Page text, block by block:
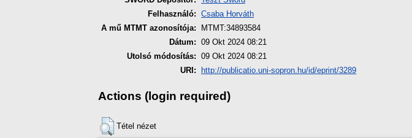
Felhasználó: Csaba Horváth
A mű MTMT azonosítója:
MTMT:34893584
Dátum: 09 Okt 2024 08:21
Utolsó módosítás: 09 Okt 2024 08:21
URI:
http://publicatio.uni-sopron.hu/id/eprint/3289
Actions (login required)
Tétel nézet